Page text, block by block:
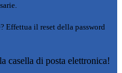
Effettua il reset della password
casella di posta elettronica!